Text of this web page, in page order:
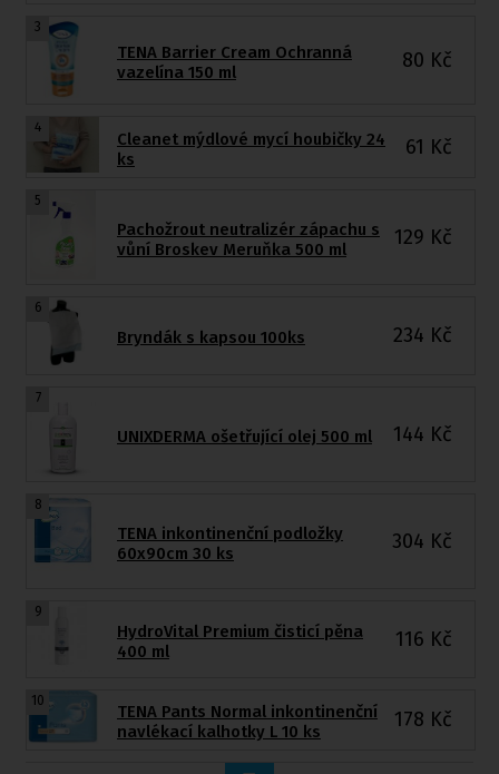
3
TENA Barrier Cream Ochranná
vazelína 150 ml
80 Kč
4
Cleanet mýdlové mycí houbičky 24
ks
61 Kč
5
Pachožrout neutralizér zápachu s
vůní Broskev Meruňka 500 ml
129 Kč
6
Bryndák s kapsou 100ks 234 Kč
7
UNIXDERMA ošetřující olej 500 ml 144 Kč
8
TENA inkontinenční podložky
60x90cm 30 ks
304 Kč
9
HydroVital Premium čisticí pěna
400 ml
116 Kč
10
TENA Pants Normal inkontinenční
navlékací kalhotky L 10 ks
178 Kč